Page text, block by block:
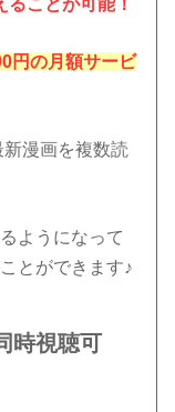
ことが可能！
円の月額サービ
漫画を複数読
ようになって
とができます♪
時視聴可